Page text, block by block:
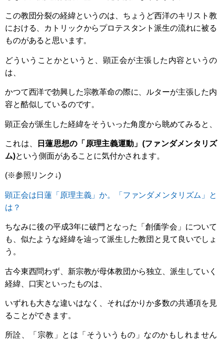
この教団分裂の経緯というのは、ちょうど西洋のキリスト教
における、カトリックからプロテスタント派生の流れに被る
ものがあると思います。
どういうことかというと、顕正会が主張した内容というの
は、
かつて西洋で勃興した宗教革命の際に、ルターが主張した内
容と酷似しているのです。
顕正会が派生した経緯をそういった角度から眺めてみると、
これは、 日蓮思想の「原理主義運動」(ファンダメンタリズ
ム)という側面があることに気付かされます。
(※参照リンク↓)
顕正会は日蓮「原理主義」か。「ファンダメンタリズム」と
は？
ちなみに後の平成3年に破門となった「創価学会」について
も、似たような経緯を辿って派生した教団と見て良いでしょ
う。
古今東西問わず、新宗教が母体教団から独立、派生していく
経緯、口実といったものは、
いずれも大きな違いはなく、そればかりか多数の共通項を見
ることができます。
所詮、「宗教」とは「そういうもの」なのかもしれません